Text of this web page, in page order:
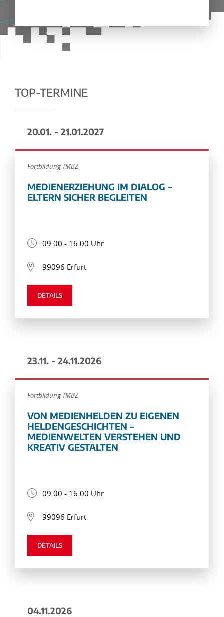
TOP-TERMINE
20.01. - 21.01.2027
Fortbildung TMBZ
MEDIENERZIEHUNG IM DIALOG –
ELTERN SICHER BEGLEITEN
09:00 - 16:00 Uhr
99096 Erfurt
DETAILS
23.11. - 24.11.2026
Fortbildung TMBZ
VON MEDIENHELDEN ZU EIGENEN
HELDENGESCHICHTEN –
MEDIENWELTEN VERSTEHEN UND
KREATIV GESTALTEN
09:00 - 16:00 Uhr
99096 Erfurt
DETAILS
04.11.2026